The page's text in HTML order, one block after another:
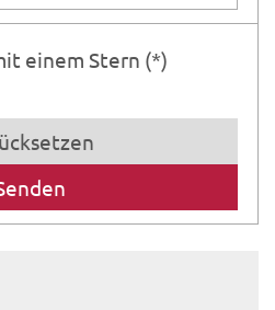
einem Stern (*)